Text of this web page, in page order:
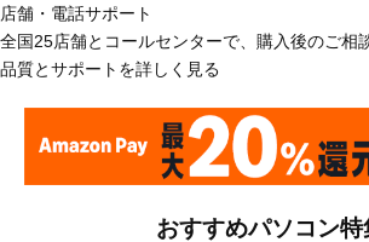
店舗・電話サポート
全国25店舗とコールセンターで、購入後のご
品質とサポートを詳しく見る
おすすめパソコン特